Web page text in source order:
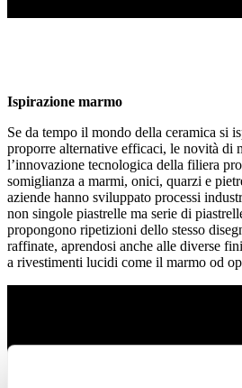
Ispirazione marmo
Se da tempo il mondo della ceramica si
proporre alternative efficaci, le novità di
l’innovazione tecnologica della filiera
somiglianza a marmi, onici, quarzi e
aziende hanno sviluppato processi
non singole piastrelle ma serie di
propongono ripetizioni dello stesso
raffinate, aprendosi anche alle diverse
a rivestimenti lucidi come il marmo od